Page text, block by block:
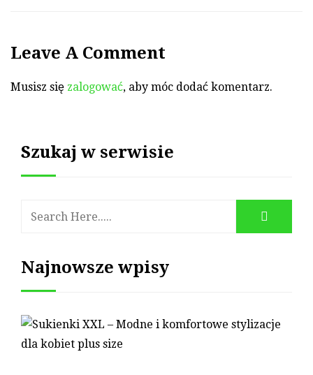
Leave A Comment
Musisz się zalogować, aby móc dodać komentarz.
Szukaj w serwisie
Najnowsze wpisy